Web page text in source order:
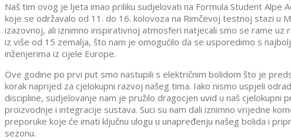
Naš tim ovog je ljeta imao priliku sudjelovati na Formula Student Alpe
koje se održavalo od 11. do 16. kolovoza na Rimčevoj testnoj stazi u
izazovnoj, ali iznimno inspirativnoj atmosferi natjecali smo se rame uz
iz više od 15 zemalja, što nam je omogućilo da se usporedimo s
inženjerima iz cijele Europe.
Ove godine po prvi put smo nastupili s električnim bolidom što je
korak naprijed za cjelokupni razvoj našeg tima. Iako nismo uspjeli
discipline, sudjelovanje nam je pružilo dragocjen uvid u naš cjelokupni
proizvodnje i integracije sustava. Suci su nam dali iznimno vrijedne
preporuke koje će imati ključnu ulogu u unapređenju našeg bolida i
sezonu.